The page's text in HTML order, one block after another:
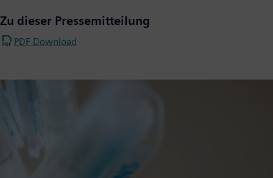
Zu dieser Pressemitteilung
PDF Download